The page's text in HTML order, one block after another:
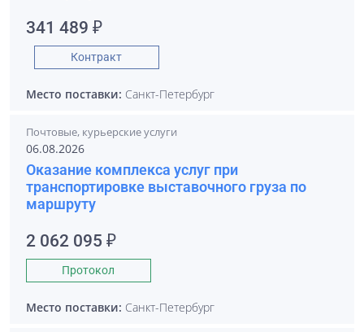
341 489 ₽
Контракт
Место поставки: Санкт-Петербург
Почтовые, курьерские услуги
06.08.2026
Оказание комплекса услуг при
транспортировке выставочного груза по
маршруту
2 062 095 ₽
Протокол
Место поставки: Санкт-Петербург